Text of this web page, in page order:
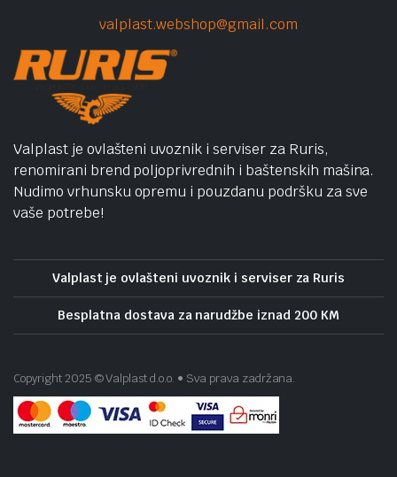
valplast.webshop@gmail.com
Valplast je ovlašteni uvoznik i serviser za Ruris,
renomirani brend poljoprivrednih i baštenskih mašina.
Nudimo vrhunsku opremu i pouzdanu podršku za sve
vaše potrebe!
Valplast je ovlašteni uvoznik i serviser za Ruris
Besplatna dostava za narudžbe iznad 200 KM
Copyright 2025 © Valplast d.o.o. • Sva prava zadržana.